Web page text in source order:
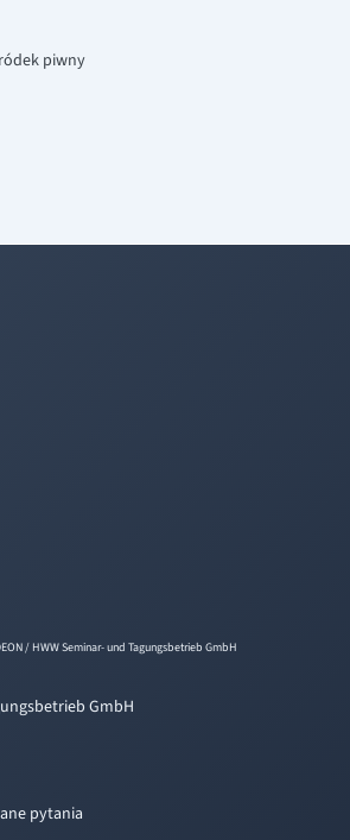
piwny
/ HWW Seminar- und Tagungsbetrieb GmbH
GmbH
pytania